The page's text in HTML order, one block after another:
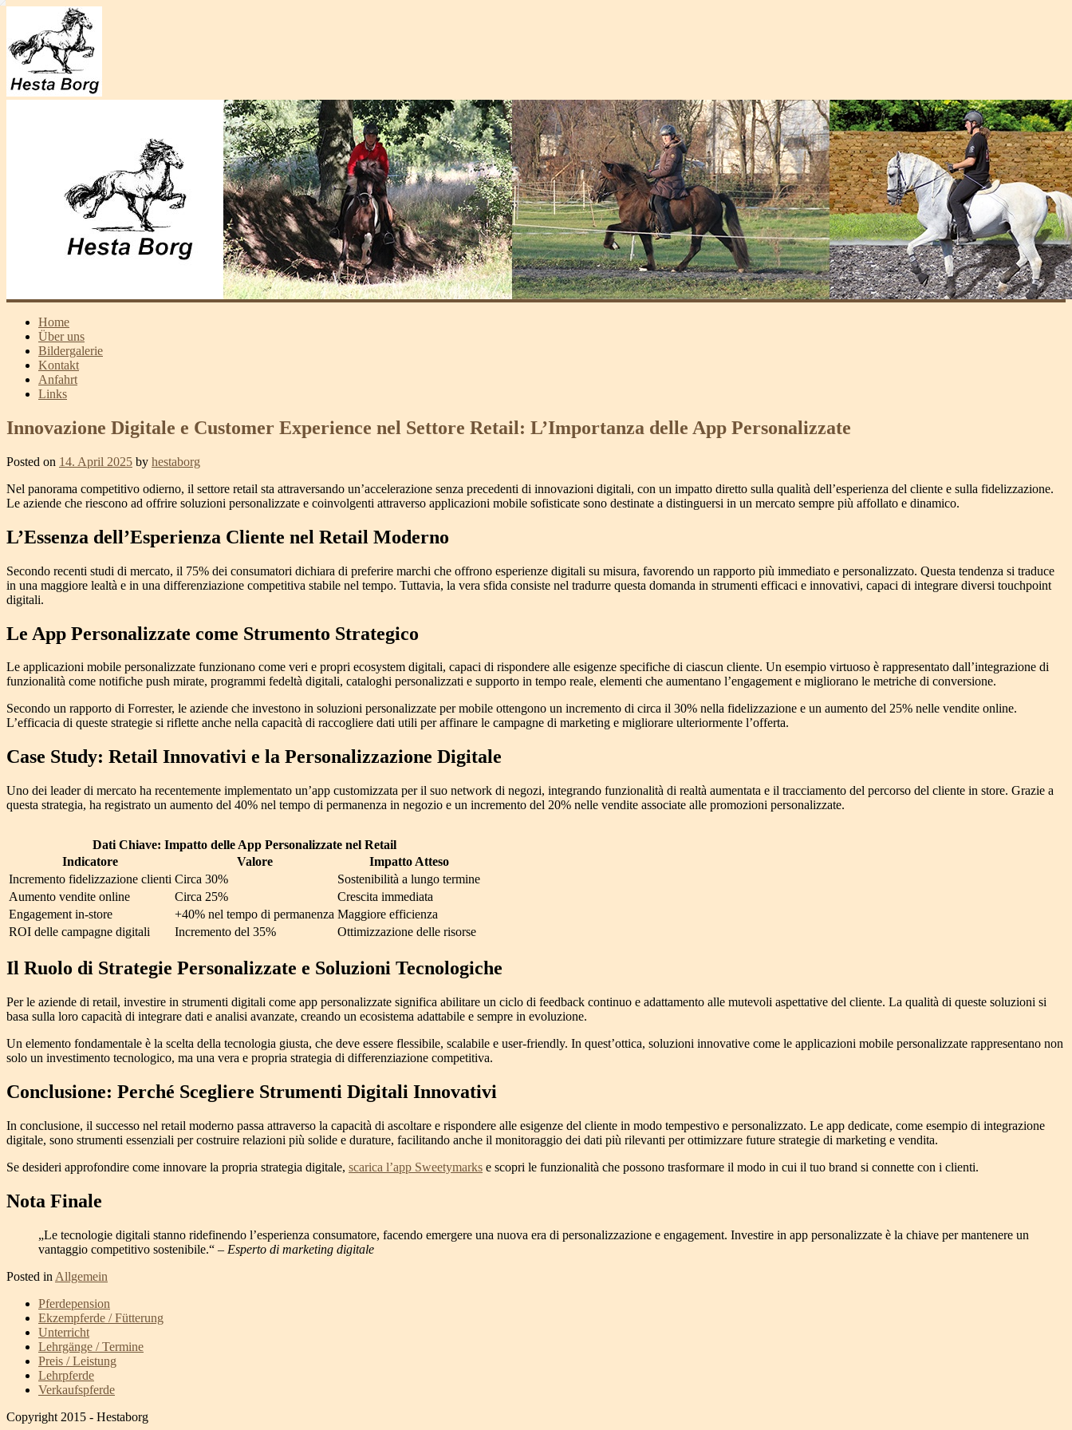
Home
Über uns
Bildergalerie
Kontakt
Anfahrt
Links
Innovazione Digitale e Customer Experience nel Settore Retail: L’Importanza delle App Personalizzate
Posted on 14. April 2025 by hestaborg
Nel panorama competitivo odierno, il settore retail sta attraversando un’accelerazione senza precedenti di innovazioni digitali, con un impatto diretto sulla qualità dell’esperienza del cliente e sulla fidelizzazione.
Le aziende che riescono ad offrire soluzioni personalizzate e coinvolgenti attraverso applicazioni mobile sofisticate sono destinate a distinguersi in un mercato sempre più affollato e dinamico.
L’Essenza dell’Esperienza Cliente nel Retail Moderno
Secondo recenti studi di mercato, il 75% dei consumatori dichiara di preferire marchi che offrono esperienze digitali su misura, favorendo un rapporto più immediato e personalizzato. Questa tendenza si traduce
in una maggiore lealtà e in una differenziazione competitiva stabile nel tempo. Tuttavia, la vera sfida consiste nel tradurre questa domanda in strumenti efficaci e innovativi, capaci di integrare diversi touchpoint
digitali.
Le App Personalizzate come Strumento Strategico
Le applicazioni mobile personalizzate funzionano come veri e propri ecosystem digitali, capaci di rispondere alle esigenze specifiche di ciascun cliente. Un esempio virtuoso è rappresentato dall’integrazione di
funzionalità come notifiche push mirate, programmi fedeltà digitali, cataloghi personalizzati e supporto in tempo reale, elementi che aumentano l’engagement e migliorano le metriche di conversione.
Secondo un rapporto di Forrester, le aziende che investono in soluzioni personalizzate per mobile ottengono un incremento di circa il 30% nella fidelizzazione e un aumento del 25% nelle vendite online.
L’efficacia di queste strategie si riflette anche nella capacità di raccogliere dati utili per affinare le campagne di marketing e migliorare ulteriormente l’offerta.
Case Study: Retail Innovativi e la Personalizzazione Digitale
Uno dei leader di mercato ha recentemente implementato un’app customizzata per il suo network di negozi, integrando funzionalità di realtà aumentata e il tracciamento del percorso del cliente in store. Grazie a
questa strategia, ha registrato un aumento del 40% nel tempo di permanenza in negozio e un incremento del 20% nelle vendite associate alle promozioni personalizzate.
Dati Chiave: Impatto delle App Personalizzate nel Retail
Indicatore
Valore
Impatto Atteso
Incremento fidelizzazione clienti Circa 30%
Sostenibilità a lungo termine
Aumento vendite online
Circa 25%
Crescita immediata
Engagement in-store
+40% nel tempo di permanenza Maggiore efficienza
ROI delle campagne digitali
Incremento del 35% Ottimizzazione delle risorse
Il Ruolo di Strategie Personalizzate e Soluzioni Tecnologiche
Per le aziende di retail, investire in strumenti digitali come app personalizzate significa abilitare un ciclo di feedback continuo e adattamento alle mutevoli aspettative del cliente. La qualità di queste soluzioni si
basa sulla loro capacità di integrare dati e analisi avanzate, creando un ecosistema adattabile e sempre in evoluzione.
Un elemento fondamentale è la scelta della tecnologia giusta, che deve essere flessibile, scalabile e user-friendly. In quest’ottica, soluzioni innovative come le applicazioni mobile personalizzate rappresentano non
solo un investimento tecnologico, ma una vera e propria strategia di differenziazione competitiva.
Conclusione: Perché Scegliere Strumenti Digitali Innovativi
In conclusione, il successo nel retail moderno passa attraverso la capacità di ascoltare e rispondere alle esigenze del cliente in modo tempestivo e personalizzato. Le app dedicate, come esempio di integrazione
digitale, sono strumenti essenziali per costruire relazioni più solide e durature, facilitando anche il monitoraggio dei dati più rilevanti per ottimizzare future strategie di marketing e vendita.
Se desideri approfondire come innovare la propria strategia digitale, scarica l’app Sweetymarks e scopri le funzionalità che possono trasformare il modo in cui il tuo brand si connette con i clienti.
Nota Finale
„Le tecnologie digitali stanno ridefinendo l’esperienza consumatore, facendo emergere una nuova era di personalizzazione e engagement. Investire in app personalizzate è la chiave per mantenere un
vantaggio competitivo sostenibile.“ – Esperto di marketing digitale
Posted in Allgemein
Pferdepension
Ekzempferde / Fütterung
Unterricht
Lehrgänge / Termine
Preis / Leistung
Lehrpferde
Verkaufspferde
Copyright 2015 - Hestaborg